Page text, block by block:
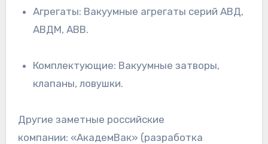
Агрегаты: Вакуумные агрегаты серий АВД,
АВДМ, АВВ.
Комплектующие: Вакуумные затворы,
клапаны, ловушки.
Другие заметные российские
компании: «АкадемВак» (разработка